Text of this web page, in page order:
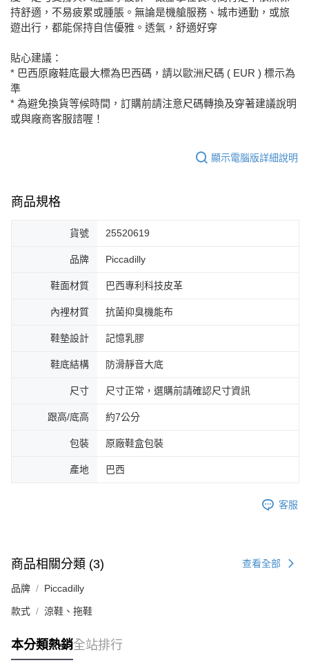
持舒適，不易疲累或腫脹。無論是機艙服務、城市通勤，或旅
遊出行，都能保持自信優雅。透氣，舒適好穿
貼心建議：
* 巴西原廠鞋底最大標為巴西碼，請以歐洲尺碼 ( EUR ) 標示為
準
* 為避免換貨等候時間，訂購前請注意尺碼轉換及穿著建議說明
或與廠商客服諮喔！
顯示電腦版詳細說明
商品規格
貨號 25520619
品牌 Piccadilly
鞋面材質 巴西專利科技皮革
內裡材質 抗菌抑臭機能布
鞋墊設計 記憶乳膠
鞋底結構 防滑靜音大底
尺寸 尺寸正常，選購前請確認尺寸資訊
跟高/底高 約7公分
包裝 原廠鞋盒包裝
產地 巴西
客服
商品相關分類 (3) 查看全部
品牌 Piccadilly
款式 涼鞋、拖鞋
本分類熱銷全站排行